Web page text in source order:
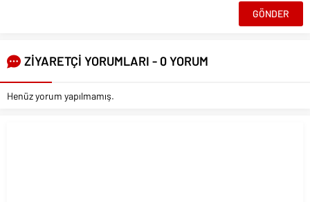
ZİYARETÇİ YORUMLARI - 0 YORUM
Henüz yorum yapılmamış.